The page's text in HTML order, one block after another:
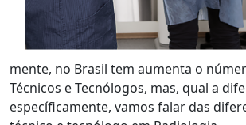
mente, no Brasil tem aumenta o
Técnicos e Tecnólogos, mas, qual a
específicamente, vamos falar das